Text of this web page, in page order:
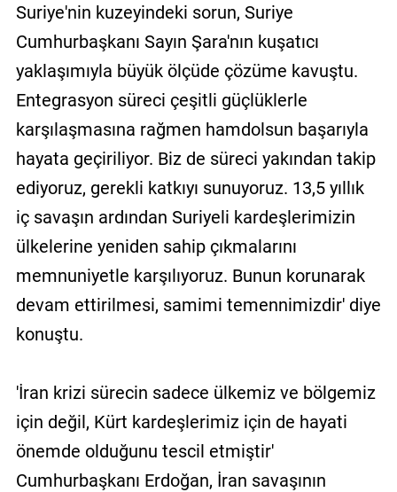
Suriye'nin kuzeyindeki sorun, Suriye
Cumhurbaşkanı Sayın Şara'nın kuşatıcı
yaklaşımıyla büyük ölçüde çözüme kavuştu.
Entegrasyon süreci çeşitli güçlüklerle
karşılaşmasına rağmen hamdolsun başarıyla
hayata geçiriliyor. Biz de süreci yakından takip
ediyoruz, gerekli katkıyı sunuyoruz. 13,5 yıllık
iç savaşın ardından Suriyeli kardeşlerimizin
ülkelerine yeniden sahip çıkmalarını
memnuniyetle karşılıyoruz. Bunun korunarak
devam ettirilmesi, samimi temennimizdir' diye
konuştu.
'İran krizi sürecin sadece ülkemiz ve bölgemiz
için değil, Kürt kardeşlerimiz için de hayati
önemde olduğunu tescil etmiştir'
Cumhurbaşkanı Erdoğan, İran savaşının